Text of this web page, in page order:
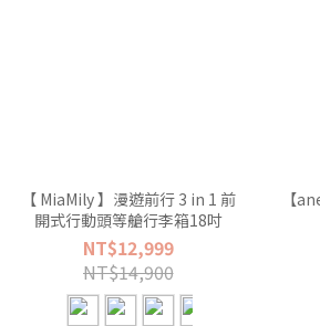
【 MiaMily 】漫遊前行 3 in 1 前
開式行動頭等艙行李箱18吋
NT$12,999
NT$14,900
【